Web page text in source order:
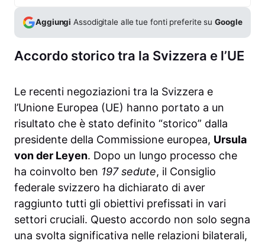
Aggiungi Assodigitale alle tue fonti preferite suGoogle
Accordo storico tra la Svizzera e l’UE
Le recenti negoziazioni tra la Svizzera e
l’Unione Europea (UE) hanno portato a un
risultato che è stato definito “storico” dalla
presidente della Commissione europea, Ursula
von der Leyen. Dopo un lungo processo che
ha coinvolto ben 197 sedute, il Consiglio
federale svizzero ha dichiarato di aver
raggiunto tutti gli obiettivi prefissati in vari
settori cruciali. Questo accordo non solo segna
una svolta significativa nelle relazioni bilaterali,